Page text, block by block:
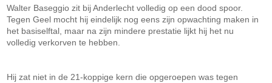
Walter Baseggio zit bij Anderlecht volledig op een dood spoor.
Tegen Geel mocht hij eindelijk nog eens zijn opwachting maken in
het basiselftal, maar na zijn mindere prestatie lijkt hij het nu
volledig verkorven te hebben.
Hij zat niet in de 21-koppige kern die opgeroepen was tegen